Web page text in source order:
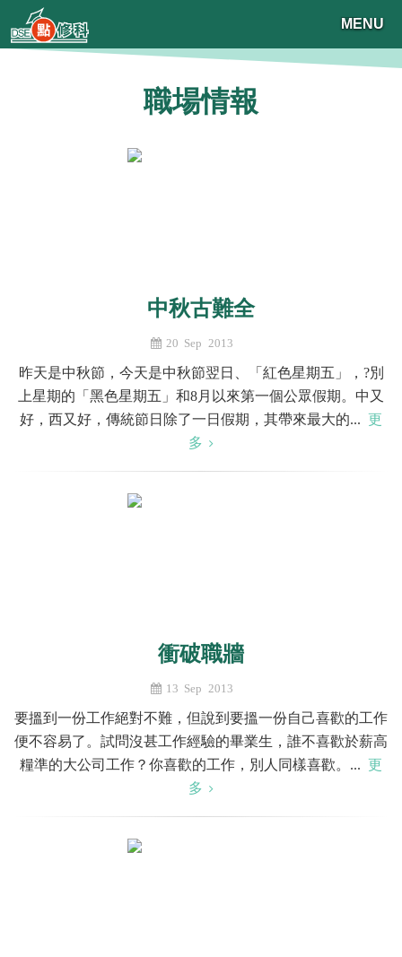
MENU
職場情報
中秋古難全
20 Sep 2013
昨天是中秋節，今天是中秋節翌日、「紅色星期五」，?別
上星期的「黑色星期五」和8月以來第一個公眾假期。中又
好，西又好，傳統節日除了一日假期，其帶來最大的... 更
多
衝破職牆
13 Sep 2013
要搵到一份工作絕對不難，但說到要搵一份自己喜歡的工作
便不容易了。試問沒甚工作經驗的畢業生，誰不喜歡於薪高
糧準的大公司工作？你喜歡的工作，別人同樣喜歡。... 更
多